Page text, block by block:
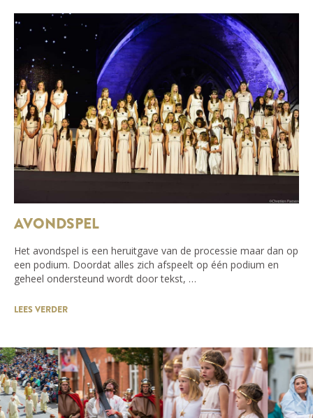
AVONDSPEL
Het avondspel is een heruitgave van de processie maar dan op
een podium. Doordat alles zich afspeelt op één podium en
geheel ondersteund wordt door tekst, …
LEES VERDER